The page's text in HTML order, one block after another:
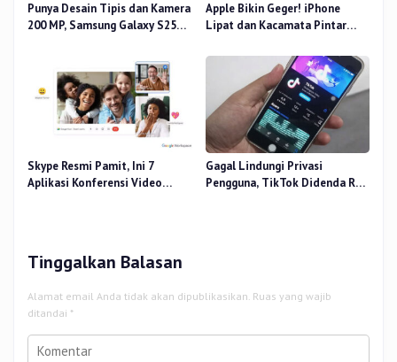
Punya Desain Tipis dan Kamera
200 MP, Samsung Galaxy S25
Apple Bikin Geger! iPhone
Lipat dan Kacamata Pintar
Skype Resmi Pamit, Ini 7
Aplikasi Konferensi Video
Gagal Lindungi Privasi
Pengguna, TikTok Didenda Rp9
Tinggalkan Balasan
Alamat email Anda tidak akan dipublikasikan. Ruas yang wajib
ditandai *